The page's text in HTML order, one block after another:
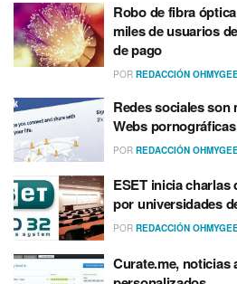
Robo de fibra
miles de usuarios
de pago
POR REDACCIÓN
Redes sociales son
Webs pornográficas
POR REDACCIÓN
ESET inicia
por universidades
POR REDACCIÓN
Curate.me,